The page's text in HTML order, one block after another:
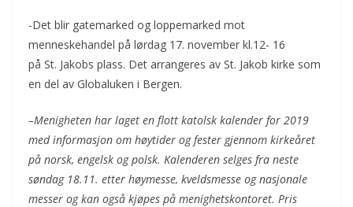
-Det blir gatemarked og loppemarked mot
menneskehandel på lørdag 17. november kl.12- 16
på St. Jakobs plass. Det arrangeres av St. Jakob kirke som
en del av Globaluken i Bergen.
–Menigheten har laget en flott katolsk kalender for 2019
med informasjon om høytider og fester gjennom kirkeåret
på norsk, engelsk og polsk. Kalenderen selges fra neste
søndag 18.11. etter høymesse, kveldsmesse og nasjonale
messer og kan også kjøpes på menighetskontoret. Pris